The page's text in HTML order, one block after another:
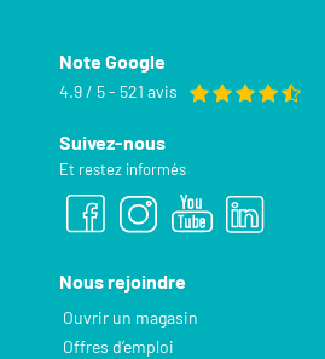
Note Google
4.9 / 5 - 521 avis
Suivez-nous
Et restez informés
Nous rejoindre
Ouvrir un magasin
Offres d’emploi